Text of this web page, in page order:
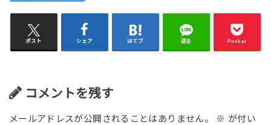
ポスト シェア はてブ 送る Pocket
コメントを残す
メールアドレスが公開されることはありません。 ※ が付い